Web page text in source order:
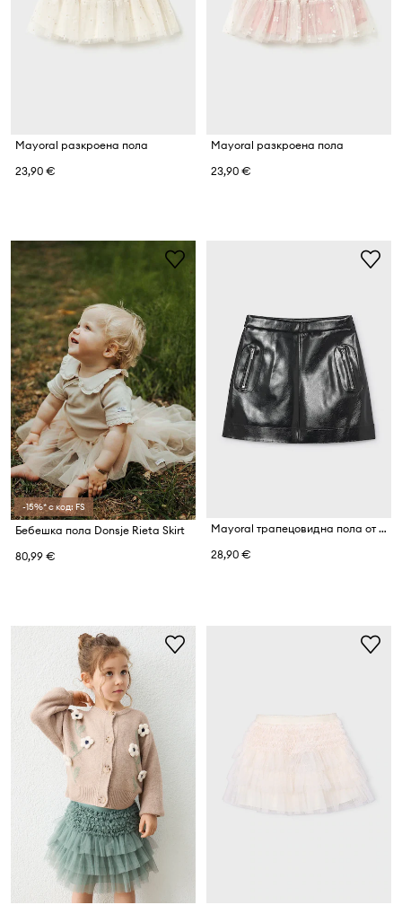
Mayoral разкроена пола
23,90 €
Mayoral разкроена пола
23,90 €
-15%* с код: FS
Бебешка пола Donsje Rieta Skirt
80,99 €
Mayoral трапецовидна пола от имитация на кожа
28,90 €